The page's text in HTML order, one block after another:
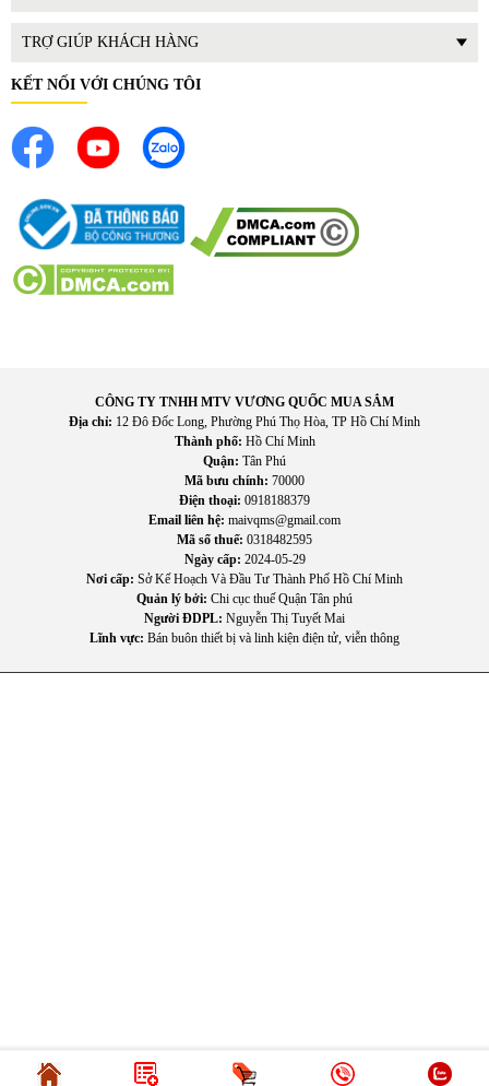
Giảm đau nhức cơ bắp: Hỗ trợ thư giãn cơ sau khi vận
động hoặc làm việc lâu.
Tăng tuần hoàn máu: Giúp cơ thể phục hồi nhanh hơn.
Giảm căng thẳng: Mang lại cảm giác thư giãn như massage
chuyên nghiệp.
Tiện lợi sử dụng tại nhà: Không cần đến spa hay phòng trị
IV. Hướng dẫn sử dụng và bảo quản
TRỢ GIÚP KHÁCH HÀNG
KẾT NỐI VỚI CHÚNG TÔI
CÔNG TY TNHH MTV VƯƠNG QUỐC MUA SẮM
Địa chỉ: 12 Đô Đốc Long, Phường Phú Thọ Hòa, TP Hồ Chí Minh
Thành phố: Hồ Chí Minh
Quận: Tân Phú
Mã bưu chính: 70000
Điện thoại: 0918188379
Email liên hệ: maivqms@gmail.com
Mã số thuế: 0318482595
Ngày cấp: 2024-05-29
Nơi cấp: Sở Kế Hoạch Và Đầu Tư Thành Phố Hồ Chí Minh
Quản lý bởi: Chi cục thuế Quận Tân phú
Người ĐDPL: Nguyễn Thị Tuyết Mai
Lĩnh vực: Bán buôn thiết bị và linh kiện điện tử, viễn thông